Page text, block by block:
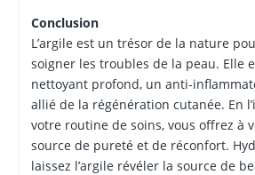
Conclusion
L’argile est un trésor de la nature
soigner les troubles de la peau. Elle
nettoyant profond, un anti-
allié de la régénération cutanée. En
votre routine de soins, vous offrez à
source de pureté et de réconfort.
laissez l’argile révéler la source de